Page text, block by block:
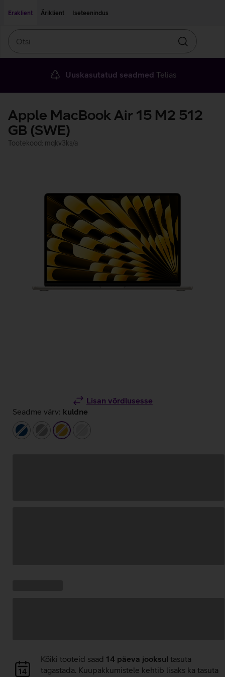
Eraklient
Äriklient Iseteenindus
Otsin
Uuskasutatud seadmed Telias
Apple MacBook Air 15 M2 512
GB (SWE)
Tootekood: mqkv3ks/a
Lisan võrdlusesse
Seadme värv: kuldne
tumesinine
hall kuldnehõbedane
Andmete
laadimine
Kõiki tooteid saad 14 päeva jooksul tasuta
tagastada. Kuupakkumistele kehtib lisaks ka tasuta